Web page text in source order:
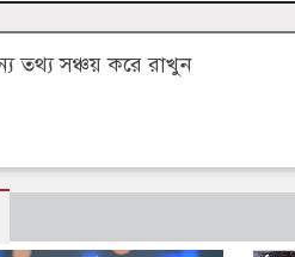
তথ্য সঞ্চয় করে রাখুন